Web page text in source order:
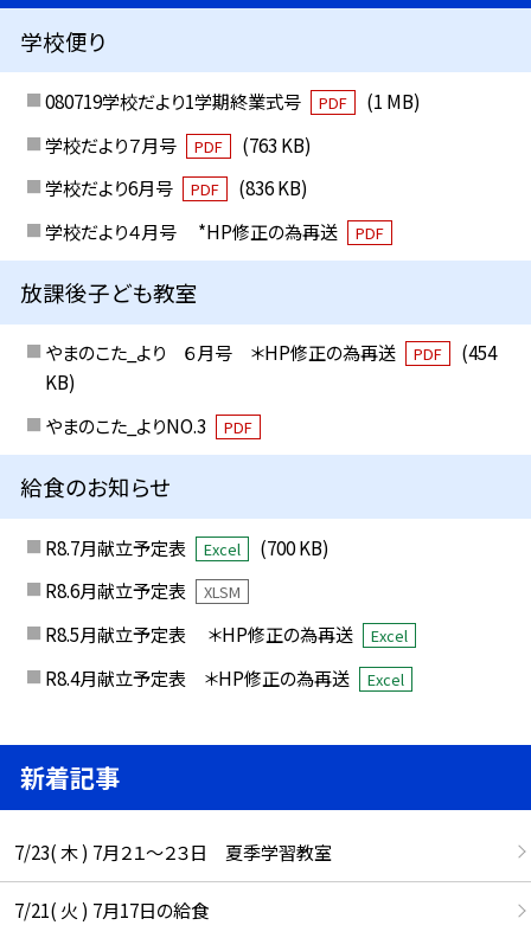
学校便り
080719学校だより1学期終業式号 PDF
(1 MB)
学校だより７月号
PDF
(763 KB)
学校だより6月号
PDF
(836 KB)
学校だより４月号 *HP修正の為再送
PDF
放課後子ども教室
やまのこた_より ６月号 ＊HP修正の為再送 PDF
(454
KB)
やまのこた_よりNO.3
PDF
給食のお知らせ
R8.7月献立予定表 Excel
(700 KB)
R8.6月献立予定表
XLSM
R8.5月献立予定表 ＊HP修正の為再送 Excel
R8.4月献立予定表 ＊HP修正の為再送 Excel
新着記事
7/23( 木 ) 7月２１～２３日 夏季学習教室
7/21( 火 ) 7月17日の給食